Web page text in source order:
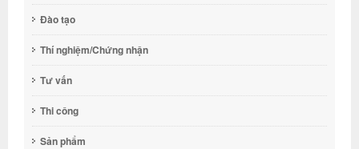
Đào tạo
Thí nghiệm/Chứng nhận
Tư vấn
Thi công
Sản phẩm